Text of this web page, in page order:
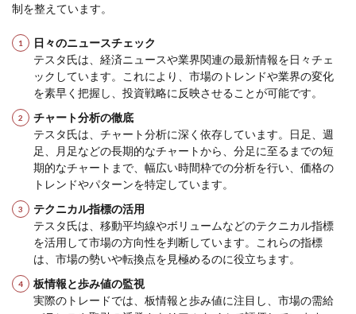
制を整えています。
日々のニュースチェック
テスタ氏は、経済ニュースや業界関連の最新情報を日々チェ
ックしています。これにより、市場のトレンドや業界の変化
を素早く把握し、投資戦略に反映させることが可能です。
チャート分析の徹底
テスタ氏は、チャート分析に深く依存しています。日足、週
足、月足などの長期的なチャートから、分足に至るまでの短
期的なチャートまで、幅広い時間枠での分析を行い、価格の
トレンドやパターンを特定しています。
テクニカル指標の活用
テスタ氏は、移動平均線やボリュームなどのテクニカル指標
を活用して市場の方向性を判断しています。これらの指標
は、市場の勢いや転換点を見極めるのに役立ちます。
板情報と歩み値の監視
実際のトレードでは、板情報と歩み値に注目し、市場の需給